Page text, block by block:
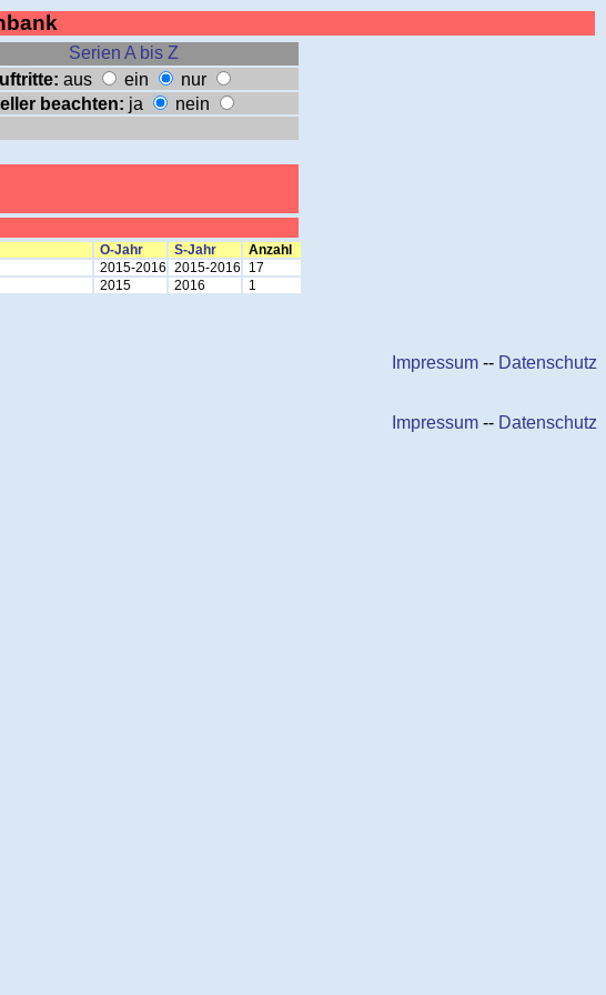
Serien A bis Z
aus ein
nur
beachten: ja
nein
O-Jahr S-Jahr
Anzahl
2015-2016 2015-2016
17
2015 2016 1
Impressum -- Datenschutz
Impressum -- Datenschutz